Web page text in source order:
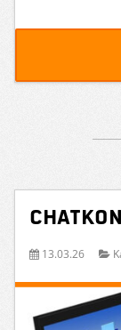
13.03.26